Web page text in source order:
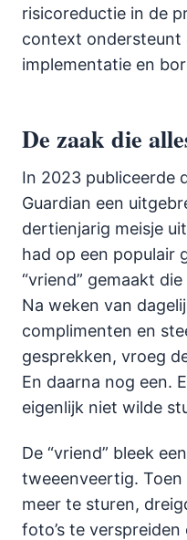
risicoreductie in de
context ondersteunt
implementatie en
De zaak die
In 2023 publiceerde
Guardian een
dertienjarig meisje
had op een populair
“vriend” gemaakt
Na weken van
complimenten en
gesprekken, vroeg
En daarna nog een.
eigenlijk niet wilde
De “vriend” bleek
tweeenveertig.
meer te sturen,
foto’s te